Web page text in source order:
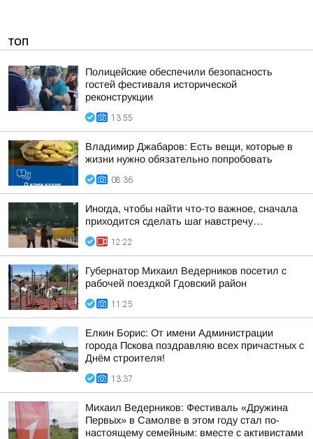
ТОП
Полицейские обеспечили безопасность
гостей фестиваля исторической
реконструкции
13:55
Владимир Джабаров: Есть вещи, которые в
жизни нужно обязательно попробовать
08:36
Иногда, чтобы найти что-то важное, сначала
приходится сделать шаг навстречу…
12:22
Губернатор Михаил Ведерников посетил с
рабочей поездкой Гдовский район
11:25
Елкин Борис: От имени Администрации
города Пскова поздравляю всех причастных с
Днём строителя!
13:37
Михаил Ведерников: Фестиваль «Дружина
Первых» в Самолве в этом году стал по-
настоящему семейным: вместе с активистами